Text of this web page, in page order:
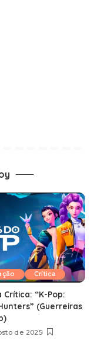
Crítica
Crítica: “K-Pop:
(Guerreiras
de 2025